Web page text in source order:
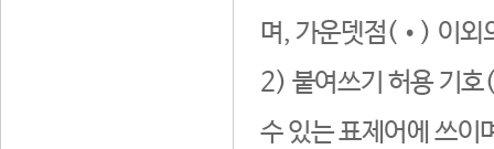
며, 가운뎃점(•) 이외
2) 붙여쓰기 허용 기호
수 있는 표제어에 쓰이